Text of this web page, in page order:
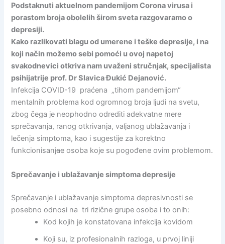
Podstaknuti aktuelnom pandemijom Corona virusa i
porastom broja obolelih širom sveta razgovaramo o
depresiji.
Kako razlikovati blagu od umerene i teške depresije, i na
koji način možemo sebi pomoći u ovoj napetoj
svakodnevici otkriva nam uvaženi stručnjak, specijalista
psihijatrije prof. Dr Slavica Đukić Dejanović.
Infekcija COVID-19 praćena „tihom pandemijom“
mentalnih problema kod ogromnog broja ljudi na svetu,
zbog čega je neophodno odrediti adekvatne mere
sprečavanja, ranog otkrivanja, valjanog ublažavanja i
lečenja simptoma, kao i sugestije za korektno
funkcionisanjae osoba koje su pogođene ovim problemom.
Sprečavanje i ublažavanje simptoma depresije
Sprečavanje i ublažavanje simptoma depresivnosti se
posebno odnosi na tri rizične grupe osoba i to onih:
Kod kojih je konstatovana infekcija kovidom
Koji su, iz profesionalnih razloga, u prvoj liniji